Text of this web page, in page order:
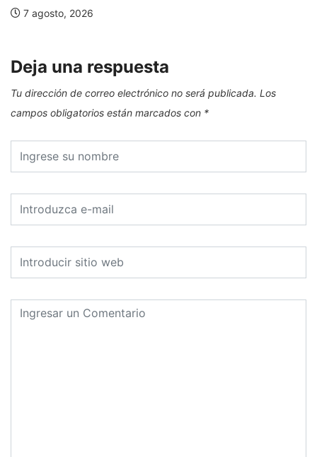
7 agosto, 2026
Deja una respuesta
Tu dirección de correo electrónico no será publicada. Los
campos obligatorios están marcados con *